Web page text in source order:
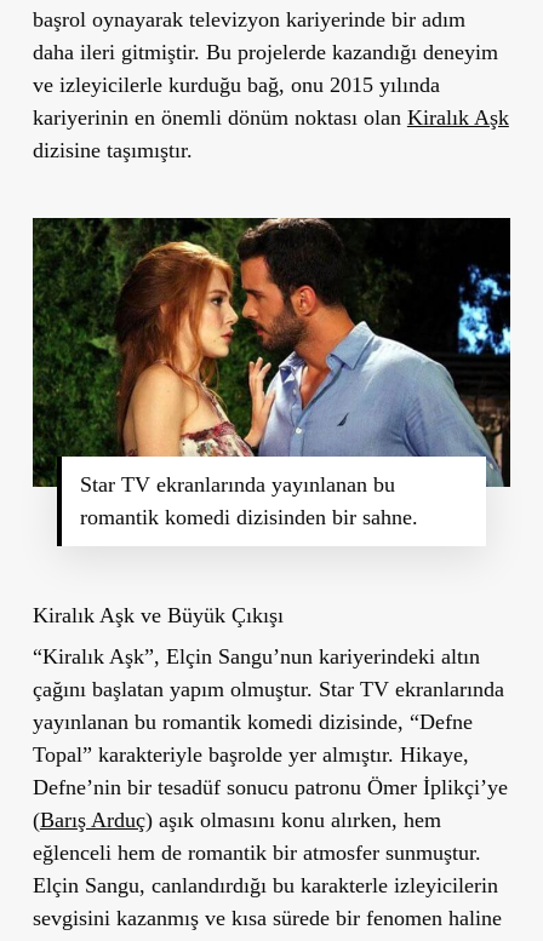
başrol oynayarak televizyon kariyerinde bir adım
daha ileri gitmiştir. Bu projelerde kazandığı deneyim
ve izleyicilerle kurduğu bağ, onu 2015 yılında
kariyerinin en önemli dönüm noktası olan Kiralık Aşk
dizisine taşımıştır.
Star TV ekranlarında yayınlanan bu
romantik komedi dizisinden bir sahne.
Kiralık Aşk ve Büyük Çıkışı
“Kiralık Aşk”, Elçin Sangu’nun kariyerindeki altın
çağını başlatan yapım olmuştur. Star TV ekranlarında
yayınlanan bu romantik komedi dizisinde, “Defne
Topal” karakteriyle başrolde yer almıştır. Hikaye,
Defne’nin bir tesadüf sonucu patronu Ömer İplikçi’ye
(Barış Arduç) aşık olmasını konu alırken, hem
eğlenceli hem de romantik bir atmosfer sunmuştur.
Elçin Sangu, canlandırdığı bu karakterle izleyicilerin
sevgisini kazanmış ve kısa sürede bir fenomen haline